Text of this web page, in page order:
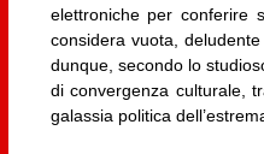
elettroniche per conferire
considera vuota,
dunque, secondo lo
di convergenza culturale,
galassia politica